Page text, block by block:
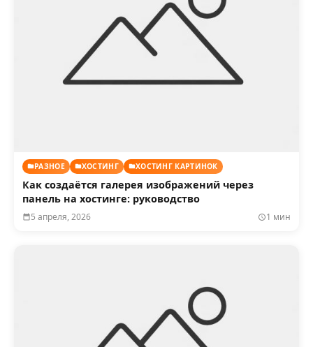
РАЗНОЕ ХОСТИНГ ХОСТИНГ КАРТИНОК
Как создаётся галерея изображений через
панель на хостинге: руководство
5 апреля, 2026 1 мин